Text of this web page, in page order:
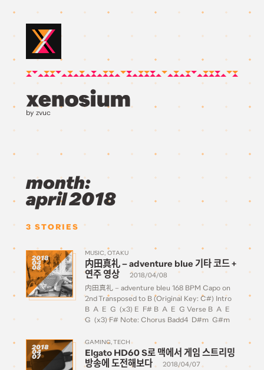
by zvuc
month:
april 2018
3 STORIES
2018
04
08
MUSIC OTAKU
内田真礼 – adventure blue 기타 코드 +
연주 영상
2018/04/08
内田真礼 – adventure bleu 168 BPM Capo on
2nd Transposed to B (Original Key: C#) Intro
B A E G (x3) E F# B A E G Verse B A E
G (x3) F# Note: Chorus Badd4 D#m G#m
2018
04
07
GAMING TECH
Elgato HD60 S로 맥에서 게임 스트리밍
방송에 도전해보다
2018/04/07